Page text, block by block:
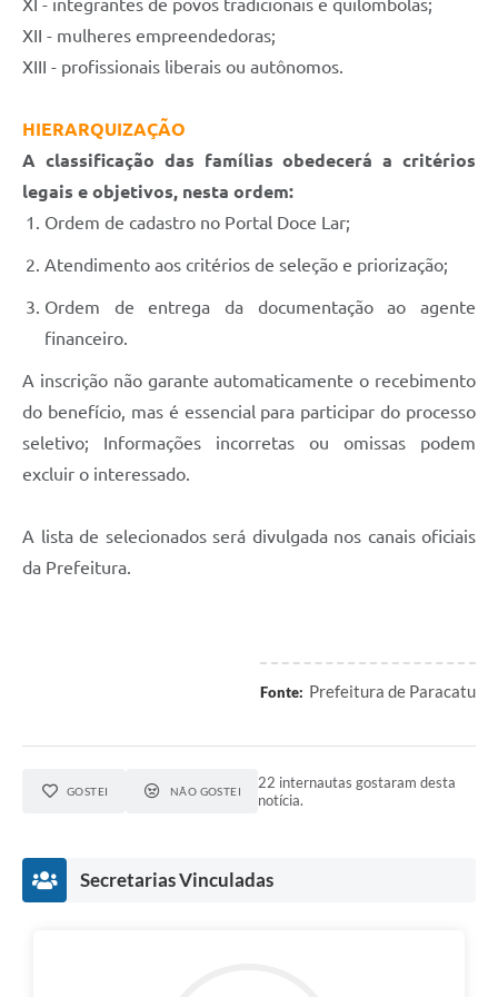
XI - integrantes de povos tradicionais e quilombolas;
XII - mulheres empreendedoras;
XIII - profissionais liberais ou autônomos.
HIERARQUIZAÇÃO
A classificação das famílias obedecerá a critérios
legais e objetivos, nesta ordem:
Ordem de cadastro no Portal Doce Lar;
Atendimento aos critérios de seleção e priorização;
Ordem de entrega da documentação ao agente
financeiro.
A inscrição não garante automaticamente o recebimento
do benefício, mas é essencial para participar do processo
seletivo; Informações incorretas ou omissas podem
excluir o interessado.
A lista de selecionados será divulgada nos canais oficiais
da Prefeitura.
Fonte: Prefeitura de Paracatu
GOSTEI NÃO GOSTEI
22 internautas gostaram desta
notícia.
Secretarias Vinculadas